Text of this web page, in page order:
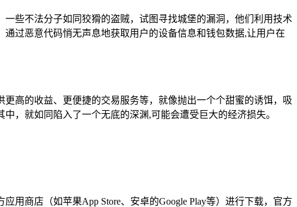
些不法分子如同狡猾的盗贼，试图寻找城堡的漏洞，他们利用技术
过恶意代码悄无声息地获取用户的设备信息和钱包数据,让用户在
高的收益、更便捷的交易服务等，就像抛出一个个甜蜜的诱饵，吸
，就如同陷入了一个无底的深渊,可能会遭受巨大的经济损失。
用商店（如苹果App Store、安卓的Google Play等）进行下载，官方